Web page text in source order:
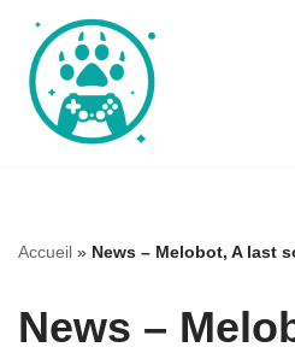
Aller
au
contenu
Accueil » News – Melobot, A last
News –